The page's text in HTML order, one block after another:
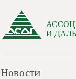
И
Новости